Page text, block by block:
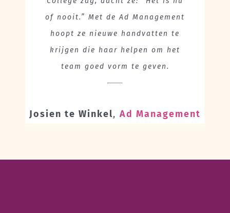
of nooit.” Met de Ad Management
hoopt ze nieuwe handvatten te
krijgen die haar helpen om het
team goed vorm te geven.
Josien te Winkel, Ad Management